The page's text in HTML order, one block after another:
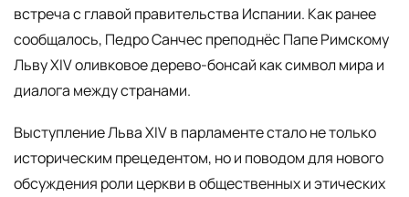
встреча с главой правительства Испании. Как ранее
сообщалось, Педро Санчес преподнёс Папе Римскому
Льву XIV оливковое дерево-бонсай как символ мира и
диалога между странами.
Выступление Льва XIV в парламенте стало не только
историческим прецедентом, но и поводом для нового
обсуждения роли церкви в общественных и этических